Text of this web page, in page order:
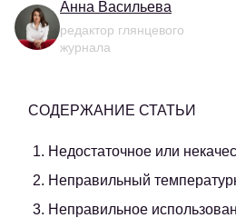
Анна Васильева
редактор глянцевого
журнала
СОДЕРЖАНИЕ СТАТЬИ
1. Недостаточное или
2. Неправильный
3. Неправильное